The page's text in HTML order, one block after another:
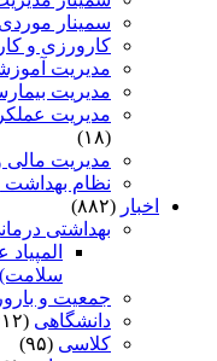
سمینار
کارورزی و
مدیریت
مدیریت
مدیریت
(۱۸)
مدیریت مالی
نظام بهداشت
اخبار (۸۸۲)
بهداشتی
سلامت)
جمعیت و
دانشگاهی (۴۱۲)
کلاسی (۹۵)